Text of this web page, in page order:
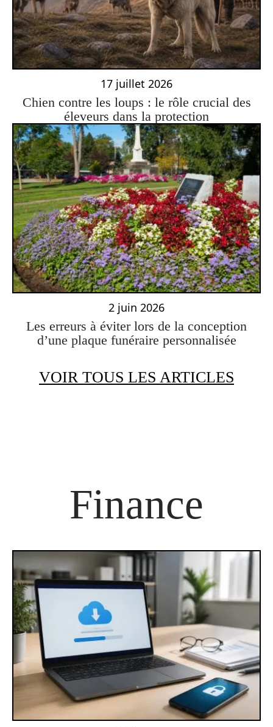
17 juillet 2026
Chien contre les loups : le rôle crucial des
éleveurs dans la protection
2 juin 2026
Les erreurs à éviter lors de la conception
d’une plaque funéraire personnalisée
VOIR TOUS LES ARTICLES
Finance